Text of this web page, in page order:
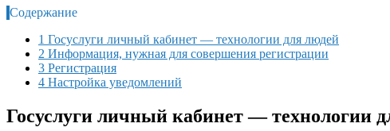
Содержание
1 Госуслуги личный кабинет — технологии для людей
2 Информация, нужная для совершения регистрации
3 Регистрация
4 Настройка уведомлений
Госуслуги личный кабинет — технологии